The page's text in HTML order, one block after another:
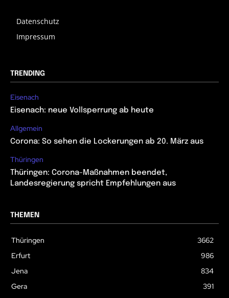
Datenschutz
Impressum
TRENDING
Eisenach
Eisenach: neue Vollsperrung ab heute
Allgemein
Corona: So sehen die Lockerungen ab 20. März aus
Thüringen
Thüringen: Corona-Maßnahmen beendet,
Landesregierung spricht Empfehlungen aus
THEMEN
Thüringen
3662
Erfurt
986
Jena
834
Gera
391